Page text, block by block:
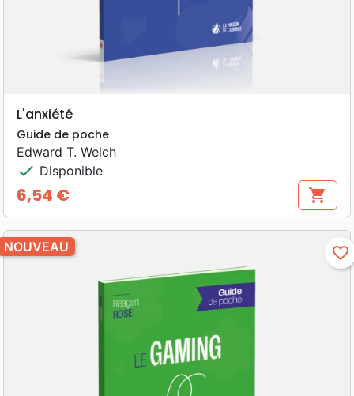
L'anxiété
Guide de poche
Edward T. Welch
check Disponible
Prix
6,54 € shopping_cart
NOUVEAU favorite_border